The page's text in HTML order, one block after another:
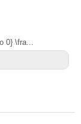
0} \fra...